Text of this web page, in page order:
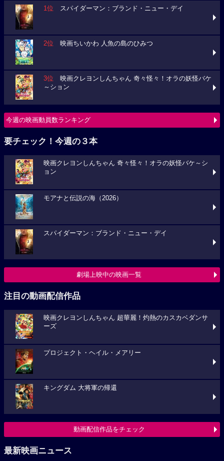
1位 スパイダーマン：ブランド・ニュー・デイ
2位 映画ちいかわ 人魚の島のひみつ
3位 映画クレヨンしんちゃん 奇々怪々！オラの妖怪バケ
～ション
今週の映画動員数ランキング
要チェック！今週の３本
映画クレヨンしんちゃん 奇々怪々！オラの妖怪バケ～シ
ョン
モアナと伝説の海（2026）
スパイダーマン：ブランド・ニュー・デイ
劇場上映中の映画一覧
注目の動画配信作品
映画クレヨンしんちゃん 超華麗！灼熱のカスカベダンサ
ーズ
プロジェクト・ヘイル・メアリー
キングダム 大将軍の帰還
動画配信作品をチェック
最新映画ニュース